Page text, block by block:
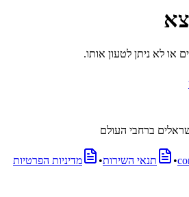
לא ניתן לטעון אותו.
ברחבי העולם
• תנאי השירות• מדיניות הפרטיות